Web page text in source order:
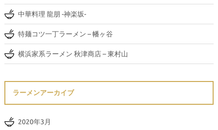
中華料理 龍朋 -神楽坂-
特麺コツ一丁ラーメン – 幡ヶ谷
横浜家系ラーメン 秋津商店 – 東村山
ラーメンアーカイブ
2020年3月